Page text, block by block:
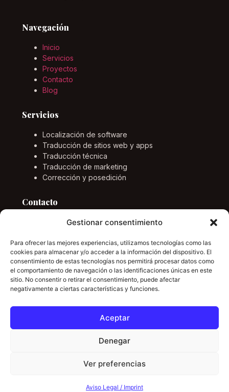
Gestionar consentimiento
Para ofrecer las mejores experiencias, utilizamos tecnologías como las
cookies para almacenar y/o acceder a la información del dispositivo. El
consentimiento de estas tecnologías nos permitirá procesar datos como
el comportamiento de navegación o las identificaciones únicas en este
sitio. No consentir o retirar el consentimiento, puede afectar
negativamente a ciertas características y funciones.
Aceptar
Denegar
Ver preferencias
Aviso Legal / Imprint
Navegación
Inicio
Servicios
Proyectos
Contacto
Blog
Servicios
Localización de software
Traducción de sitios web y apps
Traducción técnica
Traducción de marketing
Corrección y posedición
Contacto
Idiomas
Inglés, alemán, español y catalán.